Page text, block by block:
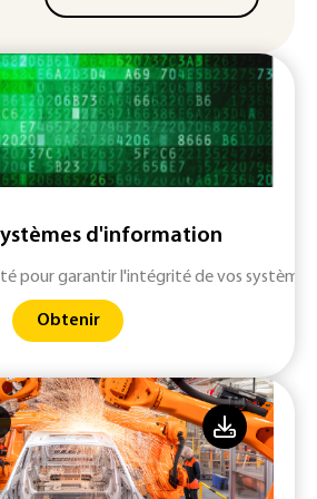
d'information
pour garantir l'intégrité de vos systèmes
Obtenir